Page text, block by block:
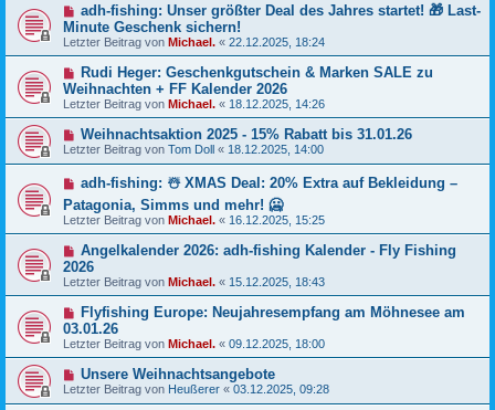
adh-fishing: Unser größter Deal des Jahres startet! 🎁 Last-
Minute Geschenk sichern!
Letzter Beitrag von Michael. « 22.12.2025, 18:24
Rudi Heger: Geschenkgutschein & Marken SALE zu
Weihnachten + FF Kalender 2026
Letzter Beitrag von Michael. « 18.12.2025, 14:26
Weihnachtsaktion 2025 - 15% Rabatt bis 31.01.26
Letzter Beitrag von Tom Doll « 18.12.2025, 14:00
adh-fishing: ☃️ XMAS Deal: 20% Extra auf Bekleidung –
Patagonia, Simms und mehr! 🥶
Letzter Beitrag von Michael. « 16.12.2025, 15:25
Angelkalender 2026: adh-fishing Kalender - Fly Fishing
2026
Letzter Beitrag von Michael. « 15.12.2025, 18:43
Flyfishing Europe: Neujahresempfang am Möhnesee am
03.01.26
Letzter Beitrag von Michael. « 09.12.2025, 18:00
Unsere Weihnachtsangebote
Letzter Beitrag von Heußerer « 03.12.2025, 09:28